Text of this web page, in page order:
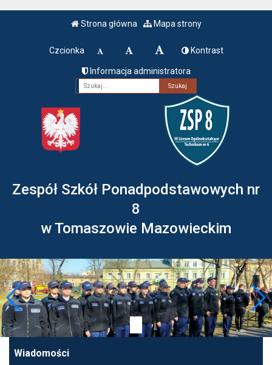
Strona główna Mapa strony
Czcionka Kontrast
Informacja administratora
Fraza
Zespół Szkół Ponadpodstawowych nr
8
w Tomaszowie Mazowieckim
Wiadomości